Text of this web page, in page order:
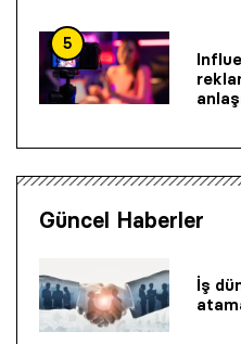
5
Güncel Haberler
İş